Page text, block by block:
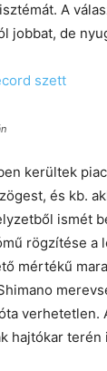
A
jobbat, de
kerültek
és kb.
ismét
rögzítése a
mértékű
hajtókar terén